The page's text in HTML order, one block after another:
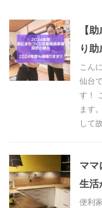
【
り助
こん
仙台
す！
ます
して
ママ
生活
便利